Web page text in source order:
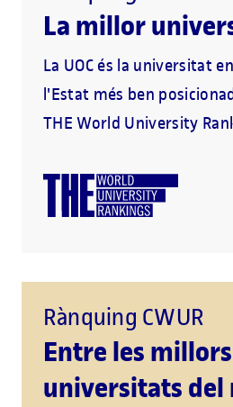
La millor
La UOC és la universitat
l'Estat més ben
THE World University
Rànquing CWUR
Entre les millors
universitats del